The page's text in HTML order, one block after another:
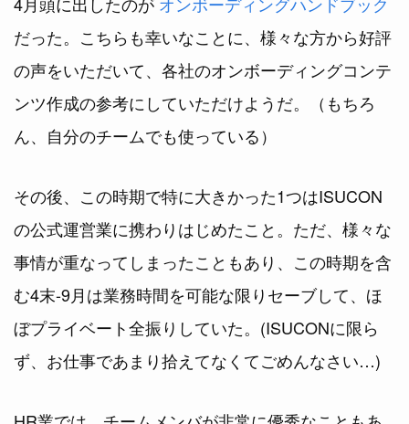
だった。こちらも幸いなことに、様々な方から好評
の声をいただいて、各社のオンボーディングコンテ
ンツ作成の参考にしていただけようだ。（もちろ
ん、自分のチームでも使っている）
その後、この時期で特に大きかった1つはISUCON
の公式運営業に携わりはじめたこと。ただ、様々な
事情が重なってしまったこともあり、この時期を含
む4末-9月は業務時間を可能な限りセーブして、ほ
ぼプライベート全振りしていた。(ISUCONに限ら
ず、お仕事であまり拾えてなくてごめんなさい…)